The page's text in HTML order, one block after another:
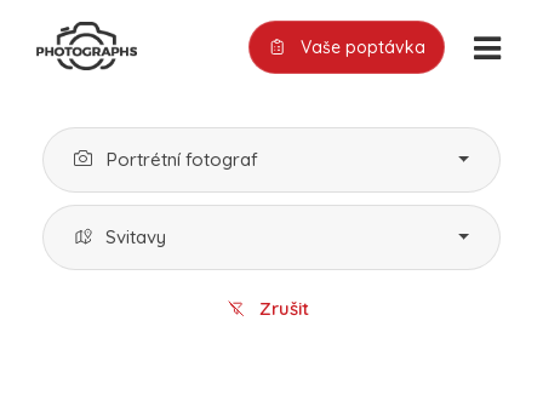
Vaše poptávka
Portrétní fotograf
Svitavy
Zrušit